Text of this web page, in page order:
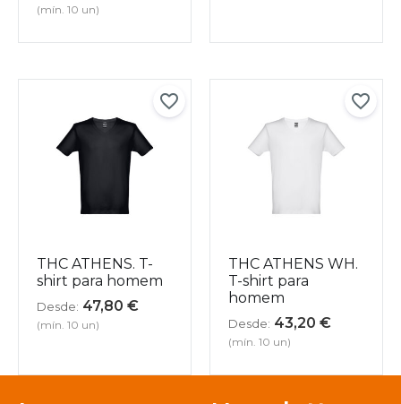
(mín. 10 un)
THC ATHENS. T-
shirt para homem
Desde: 47,80 €
(mín. 10 un)
THC ATHENS WH.
T-shirt para
homem
Desde: 43,20 €
(mín. 10 un)